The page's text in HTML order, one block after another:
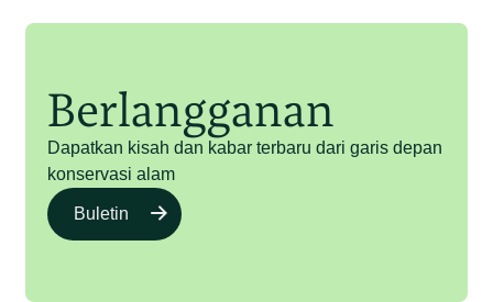
Berlangganan
Dapatkan kisah dan kabar terbaru dari garis depan
konservasi alam
Buletin